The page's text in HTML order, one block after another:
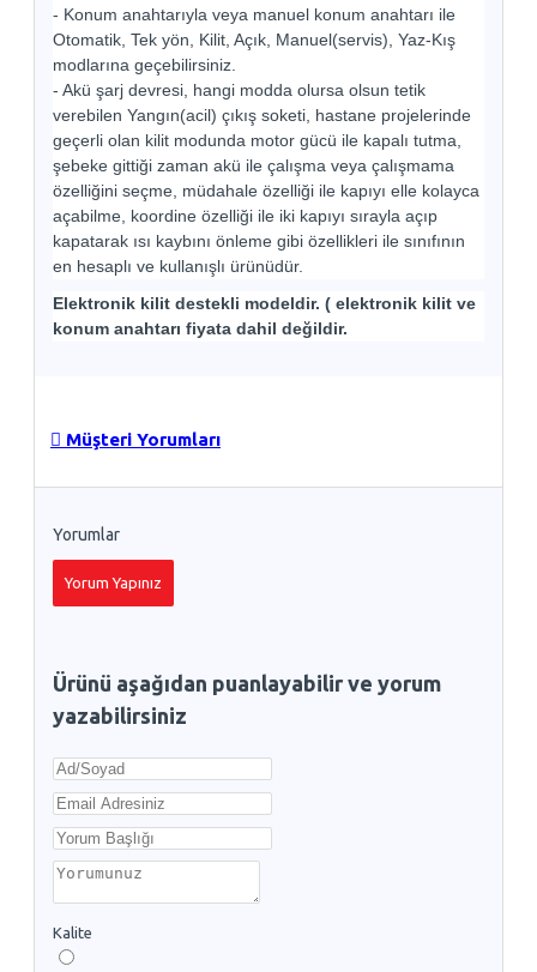
- Konum anahtarıyla veya manuel konum anahtarı ile
Otomatik, Tek yön, Kilit, Açık, Manuel(servis), Yaz-Kış
modlarına geçebilirsiniz.
- Akü şarj devresi, hangi modda olursa olsun tetik
verebilen Yangın(acil) çıkış soketi, hastane projelerinde
geçerli olan kilit modunda motor gücü ile kapalı tutma,
şebeke gittiği zaman akü ile çalışma veya çalışmama
özelliğini seçme, müdahale özelliği ile kapıyı elle kolayca
açabilme, koordine özelliği ile iki kapıyı sırayla açıp
kapatarak ısı kaybını önleme gibi özellikleri ile sınıfının
en hesaplı ve kullanışlı ürünüdür.
Elektronik kilit destekli modeldir. ( elektronik kilit ve
konum anahtarı fiyata dahil değildir.
Müşteri Yorumları
Yorumlar
Yorum Yapınız
Ürünü aşağıdan puanlayabilir ve yorum
yazabilirsiniz
Kalite